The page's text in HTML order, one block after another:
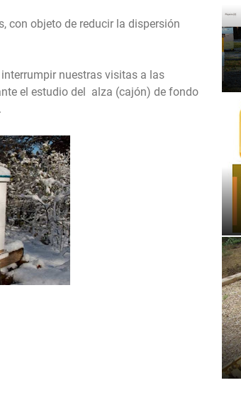
con objeto de reducir la dispersión
interrumpir nuestras visitas a las
el estudio del alza (cajón) de fondo